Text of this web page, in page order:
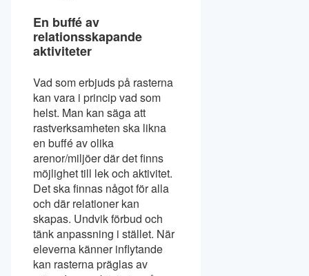
En buffé av
relationsskapande
aktiviteter
Vad som erbjuds på rasterna
kan vara i princip vad som
helst. Man kan säga att
rastverksamheten ska likna
en buffé av olika
arenor/miljöer där det finns
möjlighet till lek och aktivitet.
Det ska finnas något för alla
och där relationer kan
skapas. Undvik förbud och
tänk anpassning i stället. När
eleverna känner inflytande
kan rasterna präglas av